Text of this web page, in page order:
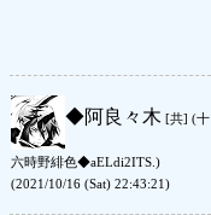
◆阿良々木 [共] (十
六時野緋色◆aELdi2ITS.)
(2021/10/16 (Sat) 22:43:21)